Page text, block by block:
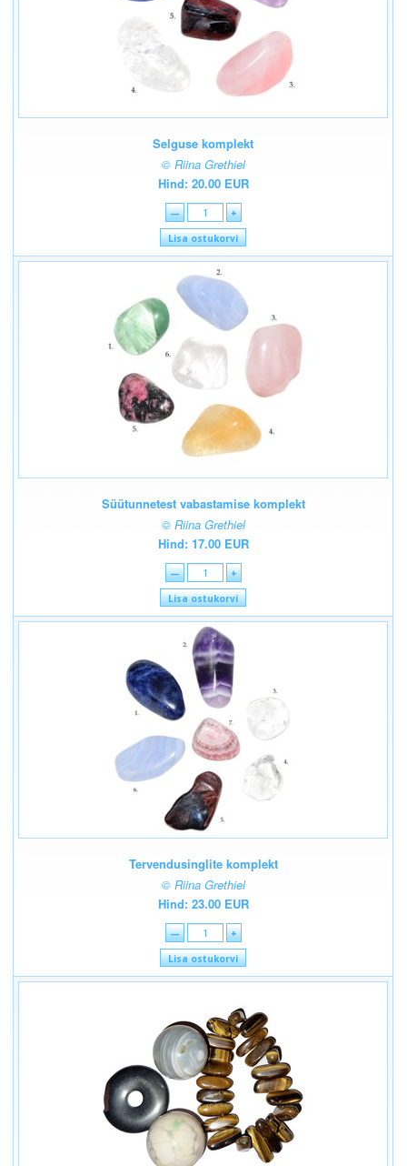
Selguse komplekt
© Riina Grethiel
Hind: 20.00 EUR
—
+
Lisa ostukorvi
Süütunnetest vabastamise komplekt
© Riina Grethiel
Hind: 17.00 EUR
—
+
Lisa ostukorvi
Tervendusinglite komplekt
© Riina Grethiel
Hind: 23.00 EUR
—
+
Lisa ostukorvi